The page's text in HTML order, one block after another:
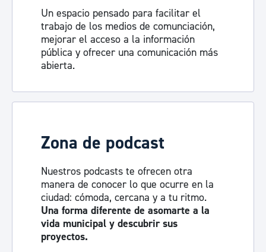
Un espacio pensado para facilitar el
trabajo de los medios de comunciación,
mejorar el acceso a la información
pública y ofrecer una comunicación más
abierta.
Visita la sala de prensa
Zona de podcast
Nuestros podcasts te ofrecen otra
manera de conocer lo que ocurre en la
ciudad: cómoda, cercana y a tu ritmo.
Una forma diferente de asomarte a la
vida municipal y descubrir sus
proyectos.